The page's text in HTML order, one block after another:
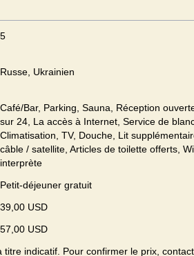
5
Russe, Ukrainien
Café/Bar, Parking, Sauna, Réception
sur 24, La accès à Internet, Service de
Climatisation, TV, Douche, Lit
câble / satellite, Articles de toilette offerts,
interprète
Petit-déjeuner gratuit
39,00 USD
57,00 USD
titre indicatif. Pour confirmer le prix,